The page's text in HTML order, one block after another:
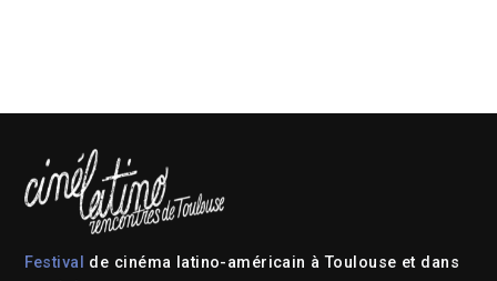
Festival de cinéma latino-américain à Toulouse et dans